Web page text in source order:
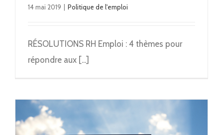
14 mai 2019 Politique de l'emploi
RÉSOLUTIONS RH Emploi : 4 thèmes pour
répondre aux [...]